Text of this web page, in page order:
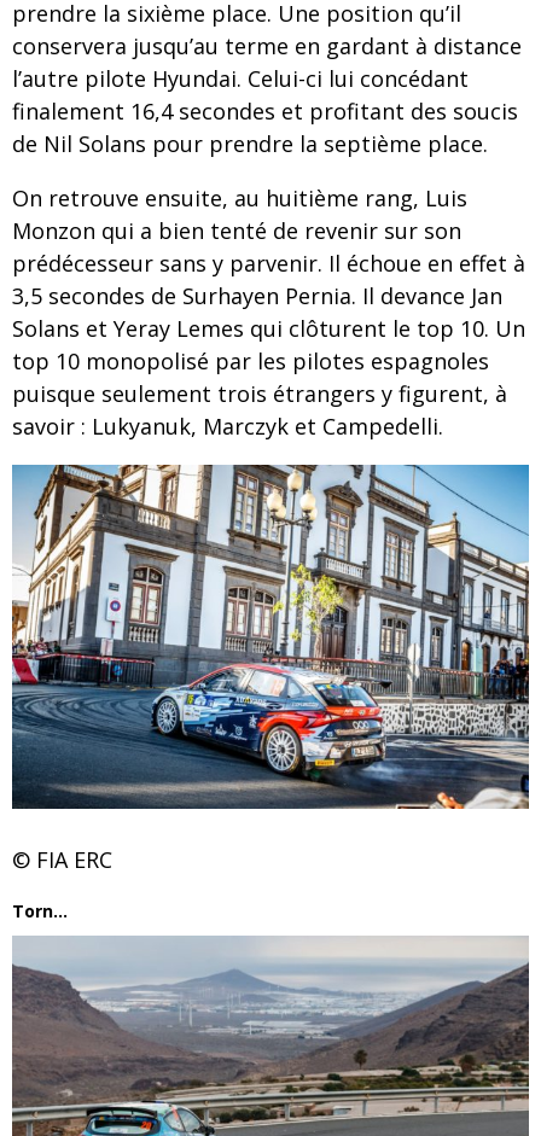
prendre la sixième place. Une position qu’il
conservera jusqu’au terme en gardant à distance
l’autre pilote Hyundai. Celui-ci lui concédant
finalement 16,4 secondes et profitant des soucis
de Nil Solans pour prendre la septième place.
On retrouve ensuite, au huitième rang, Luis
Monzon qui a bien tenté de revenir sur son
prédécesseur sans y parvenir. Il échoue en effet à
3,5 secondes de Surhayen Pernia. Il devance Jan
Solans et Yeray Lemes qui clôturent le top 10. Un
top 10 monopolisé par les pilotes espagnoles
puisque seulement trois étrangers y figurent, à
savoir : Lukyanuk, Marczyk et Campedelli.
© FIA ERC
Torn…